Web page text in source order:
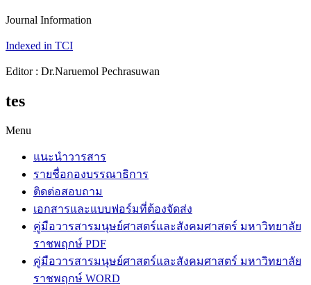
Journal Information
Indexed in TCI
Editor : Dr.Naruemol Pechrasuwan
tes
Menu
แนะนำวารสาร
รายชื่อกองบรรณาธิการ
ติดต่อสอบถาม
เอกสารและแบบฟอร์มที่ต้องจัดส่ง
คู่มือวารสารมนุษย์ศาสตร์และสังคมศาสตร์ มหาวิทยาลัย
ราชพฤกษ์ PDF
คู่มือวารสารมนุษย์ศาสตร์และสังคมศาสตร์ มหาวิทยาลัย
ราชพฤกษ์ WORD